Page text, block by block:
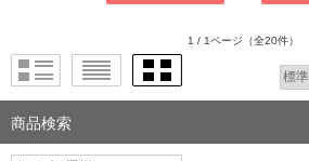
1 / 1ページ （全20件）
商品検索